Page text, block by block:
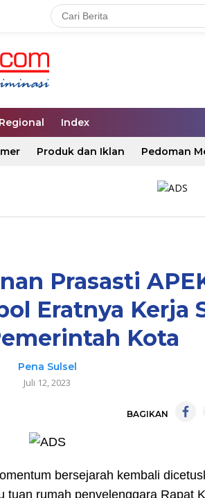
Regional Index
Produk dan Iklan Pedoman
Prasasti
Eratnya Kerja
Kota
Pena Sulsel
Juli 12, 2023
BAGIKAN
bersejarah kembali
tuan rumah penyelenggara Rapat